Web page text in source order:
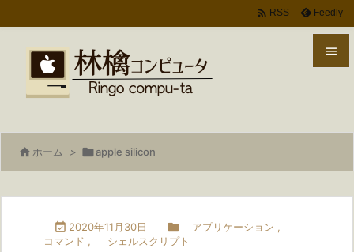

 RSS Feedly
 ホーム > apple silicon
 2020年11月30日  アプリケーション ,
コマンド , シェルスクリプト